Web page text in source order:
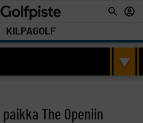
KILPAGOLF
The Openiin